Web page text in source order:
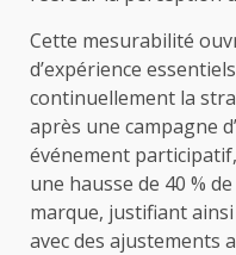
Cette mesurabilité
d’expérience
continuellement la
après une campagne
événement
une hausse de 40 %
marque, justifiant
avec des ajustements